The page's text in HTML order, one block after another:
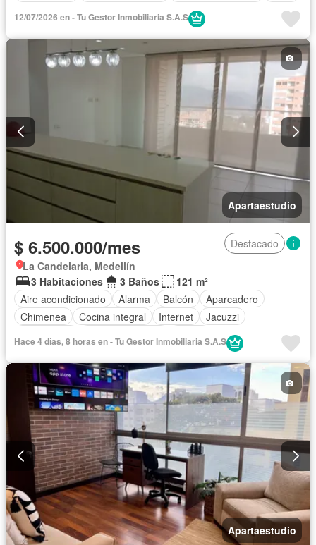
12/07/2026 en - Tu Gestor Inmobiliaria S.A.S
Apartaestudio
$ 6.500.000/mes
Destacado
La Candelaria, Medellín
3 Habitaciones
3 Baños
121 m²
Aire acondicionado
Alarma Balcón
Aparcadero
Chimenea
Cocina integral Internet
Jacuzzi
Hace 4 días, 8 horas en - Tu Gestor Inmobiliaria S.A.S
Apartaestudio